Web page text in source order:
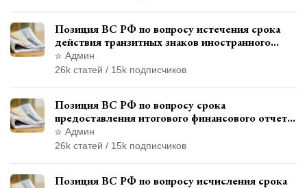
Позиция ВС РФ по вопросу истечения срока
действия транзитных знаков иностранного
государства и отсутствия состава
административного правонарушения
Админ
26k статей / 15k подписчиков
Позиция ВС РФ по вопросу срока
предоставления итогового финансового отчета
кандидатом в соответствии с
законодательством о выборах
Админ
26k статей / 15k подписчиков
Позиция ВС РФ по вопросу исчисления срока